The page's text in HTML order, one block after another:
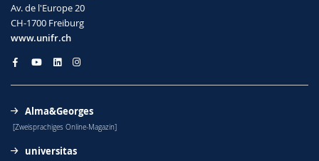
Av. de l'Europe 20
CH-1700 Freiburg
www.unifr.ch
Alma&Georges
[Zweisprachiges Online-Magazin]
universitas